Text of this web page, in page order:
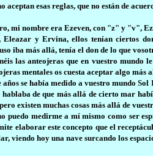
aceptan esas reglas, que no están de
mi nombre era Ezeven, con "z" y "v",
y Ervina, ellos tenían ciertos
iba más allá, tenía el don de lo que
las anteojeras que en vuestro
mentales os cuesta aceptar algo
años se había medido a vuestro mundo
hablaba de que más allá de cierto mar
existen muchas cosas más allá de
puedo medirme a mí mismo como ser
elaborar este concepto que el
viendo hoy una nave surcando los